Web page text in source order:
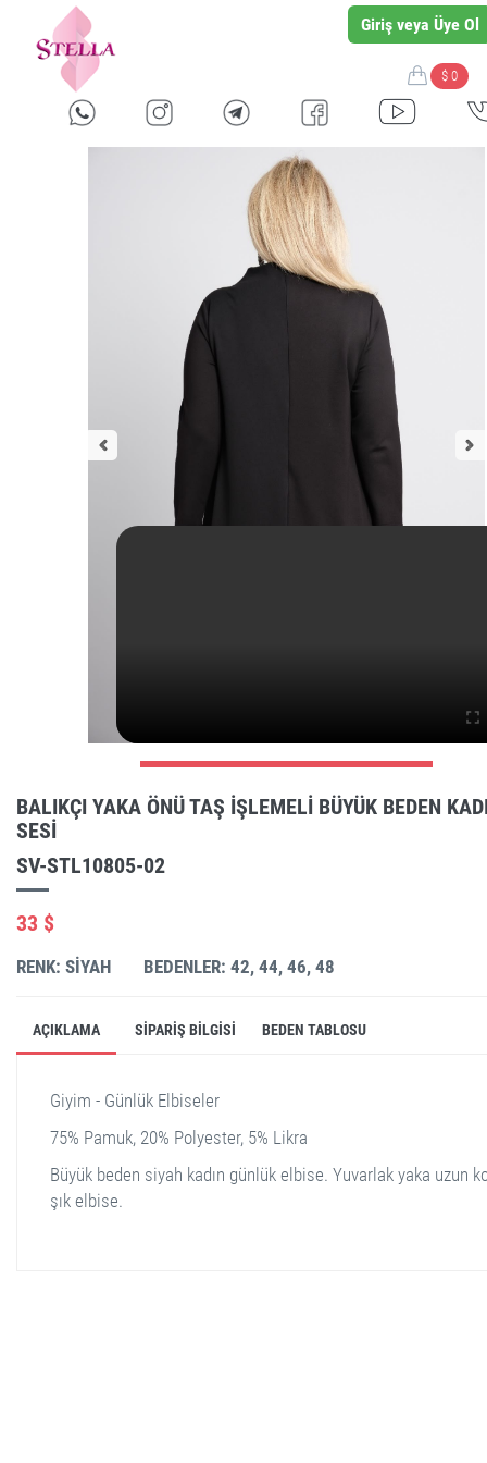
Giriş veya Üye Ol
$ 0
BALIKÇI YAKA ÖNÜ TAŞ IŞLEMELI BÜYÜK BEDEN
SESI
SV-STL10805-02
33 $
RENK: SIYAH BEDENLER: 42, 44, 46, 48
AÇIKLAMA SIPARIŞ BILGISI BEDEN TABLOSU
Giyim - Günlük Elbiseler
75% Pamuk, 20% Polyester, 5% Likra
Büyük beden siyah kadın günlük elbise. Yuvarlak yaka uzun
şık elbise.